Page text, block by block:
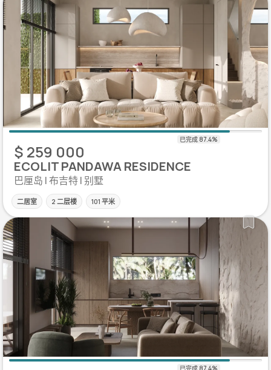
$ 259 000
ECOLIT PANDAWA RESIDENCE
巴厘岛 | 布吉特 | 别墅
二居室 2 二层楼 101 平米